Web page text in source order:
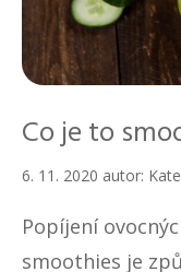
Co je to
6. 11. 2020 autor:
Popíjení
smoothies je